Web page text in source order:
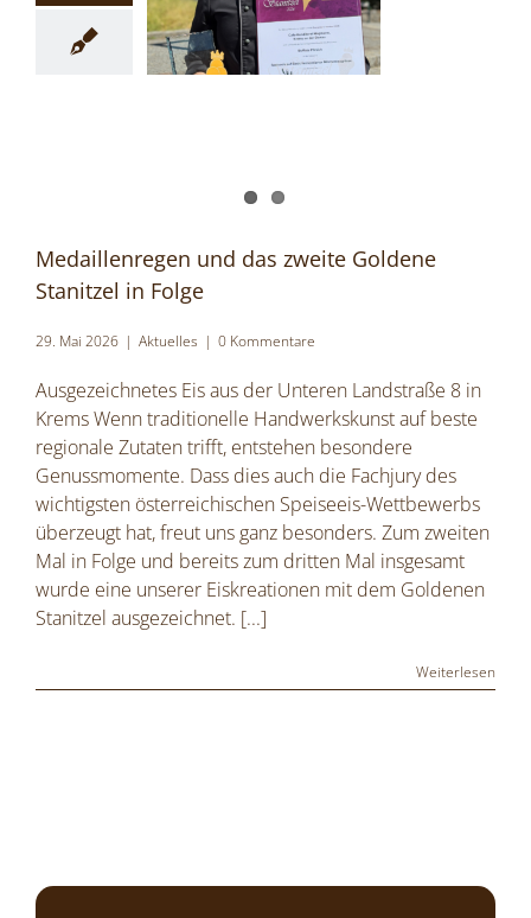
Medaillenregen und das zweite Goldene
Stanitzel in Folge
29. Mai 2026 | Aktuelles | 0 Kommentare
Ausgezeichnetes Eis aus der Unteren Landstraße 8 in
Krems Wenn traditionelle Handwerkskunst auf beste
regionale Zutaten trifft, entstehen besondere
Genussmomente. Dass dies auch die Fachjury des
wichtigsten österreichischen Speiseeis-Wettbewerbs
überzeugt hat, freut uns ganz besonders. Zum zweiten
Mal in Folge und bereits zum dritten Mal insgesamt
wurde eine unserer Eiskreationen mit dem Goldenen
Stanitzel ausgezeichnet. [...]
Weiterlesen